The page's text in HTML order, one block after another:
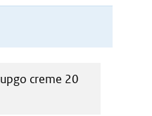
creme 20